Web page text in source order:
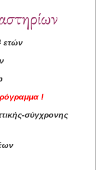
ετών
!
σύγχρονης